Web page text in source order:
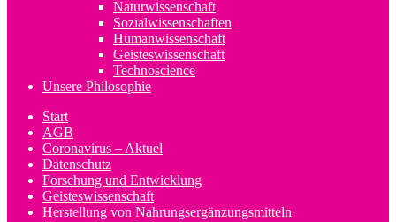
Naturwissenschaft
Sozialwissenschaften
Humanwissenschaft
Geisteswissenschaft
Technoscience
Unsere Philosophie
Start
AGB
Coronavirus – Aktuel
Datenschutz
Forschung und Entwicklung
Geisteswissenschaft
Herstellung von Nahrungsergänzungsmitteln